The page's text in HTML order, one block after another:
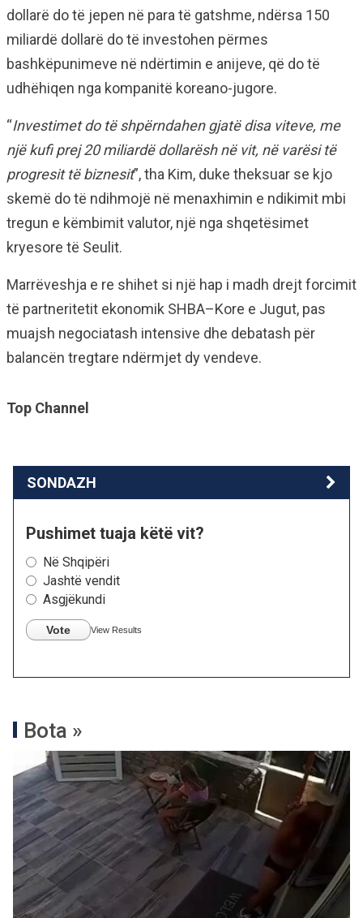
dollarë do të jepen në para të gatshme, ndërsa 150
miliardë dollarë do të investohen përmes
bashkëpunimeve në ndërtimin e anijeve, që do të
udhëhiqen nga kompanitë koreano-jugore.
“Investimet do të shpërndahen gjatë disa viteve, me
një kufi prej 20 miliardë dollarësh në vit, në varësi të
progresit të biznesit”, tha Kim, duke theksuar se kjo
skemë do të ndihmojë në menaxhimin e ndikimit mbi
tregun e këmbimit valutor, një nga shqetësimet
kryesore të Seulit.
Marrëveshja e re shihet si një hap i madh drejt forcimit
të partneritetit ekonomik SHBA–Kore e Jugut, pas
muajsh negociatash intensive dhe debatash për
balancën tregtare ndërmjet dy vendeve.
Top Channel
SONDAZH
Pushimet tuaja këtë vit?
Në Shqipëri
Jashtë vendit
Asgjëkundi
Vote View Results
Bota »